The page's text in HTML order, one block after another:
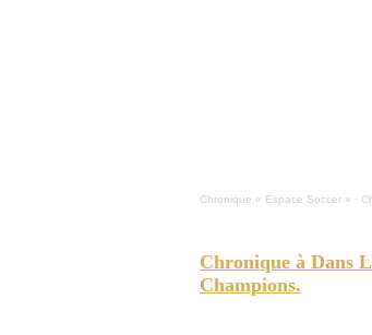
Chronique « Espace Soccer » ·
Chronique à Dans
Champions.